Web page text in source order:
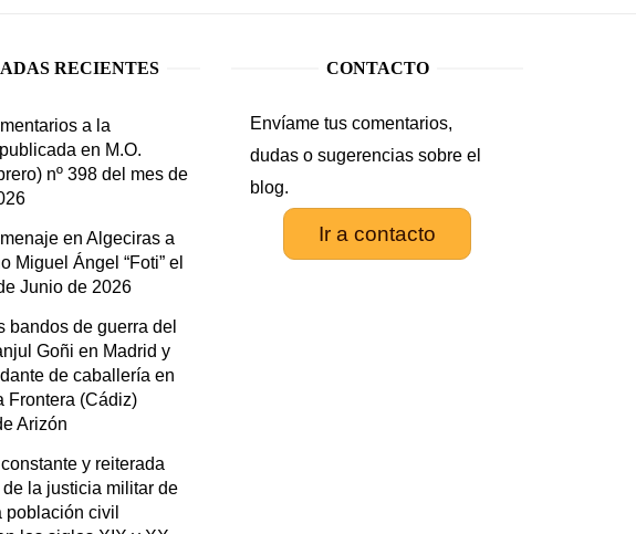
RECIENTES
a la
en M.O.
nº 398 del mes de
en Algeciras a
Miguel Ángel “Foti” el
Junio de 2026
bandos de guerra del
Goñi en Madrid y
de caballería en
Frontera (Cádiz)
Arizón
y reiterada
la justicia militar de
población civil
CONTACTO
Envíame tus comentarios,
dudas o sugerencias sobre el
blog.
Ir a contacto